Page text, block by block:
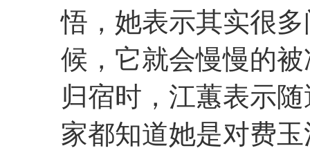
悟，她表示其实很
候，它就会慢慢的
归宿时，江蕙表示
家都知道她是对费